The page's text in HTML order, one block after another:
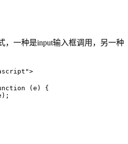
，一种是input输入框调用，另一种
(e) {